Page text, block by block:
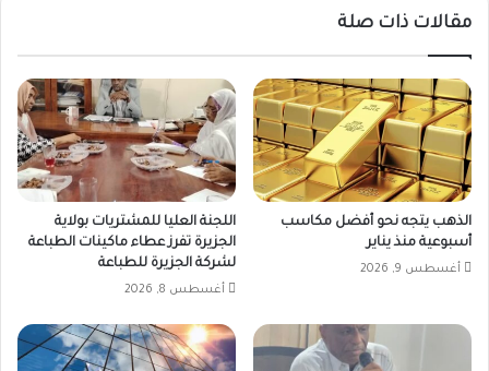
مقالات ذات صلة
الذهب يتجه نحو أفضل مكاسب
أسبوعية منذ يناير
أغسطس 9, 2026
اللجنة العليا للمشتريات بولاية
الجزيرة تفرز عطاء ماكينات الطباعة
لشركة الجزيرة للطباعة
أغسطس 8, 2026